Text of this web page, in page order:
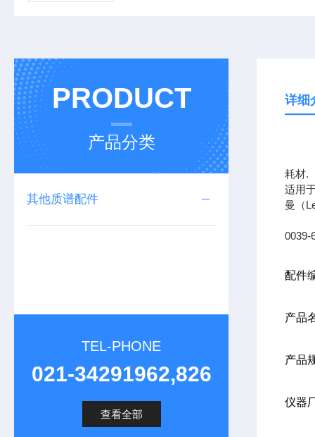
PRODUCT
产品分类
其他质谱配件
TEL-PHONE
021-34291962,826
查看全部
详细
耗材.
适用
曼（
0039-
配件
产品
产品
仪器